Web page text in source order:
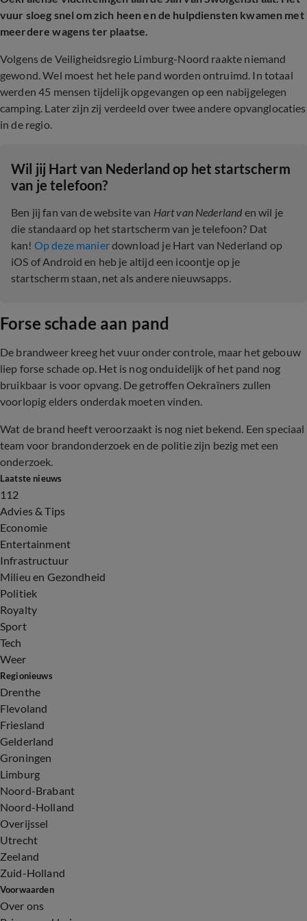
vuur sloeg snel om zich heen en de hulpdiensten kwamen met
meerdere wagens ter plaatse.
Volgens de Veiligheidsregio Limburg-Noord raakte niemand
gewond. Wel moest het hele pand worden ontruimd. In totaal
werden 45 mensen tijdelijk opgevangen op een nabijgelegen
camping. Later zijn zij verdeeld over twee andere opvanglocaties
in de regio.
Wil jij Hart van Nederland op het startscherm
van je telefoon?
Ben jij fan van de website van Hart van Nederland en wil je
die standaard op het startscherm van je telefoon? Dat
kan! Op deze manierdownload je Hart van Nederland op
iOS of Android en heb je altijd een icoontje op je
startscherm staan, net als andere nieuwsapps.
Forse schade aan pand
De brandweer kreeg het vuur onder controle, maar het gebouw
liep forse schade op. Het is nog onduidelijk of het pand nog
bruikbaar is voor opvang. De getroffen Oekraïners zullen
voorlopig elders onderdak moeten vinden.
Wat de brand heeft veroorzaakt is nog niet bekend. Een speciaal
team voor brandonderzoek en de politie zijn bezig met een
onderzoek.
Laatste nieuws
112
Advies & Tips
Economie
Entertainment
Infrastructuur
Milieu en Gezondheid
Politiek
Royalty
Sport
Tech
Weer
Regionieuws
Drenthe
Flevoland
Friesland
Gelderland
Groningen
Limburg
Noord-Brabant
Noord-Holland
Overijssel
Utrecht
Zeeland
Zuid-Holland
Voorwaarden
Over ons